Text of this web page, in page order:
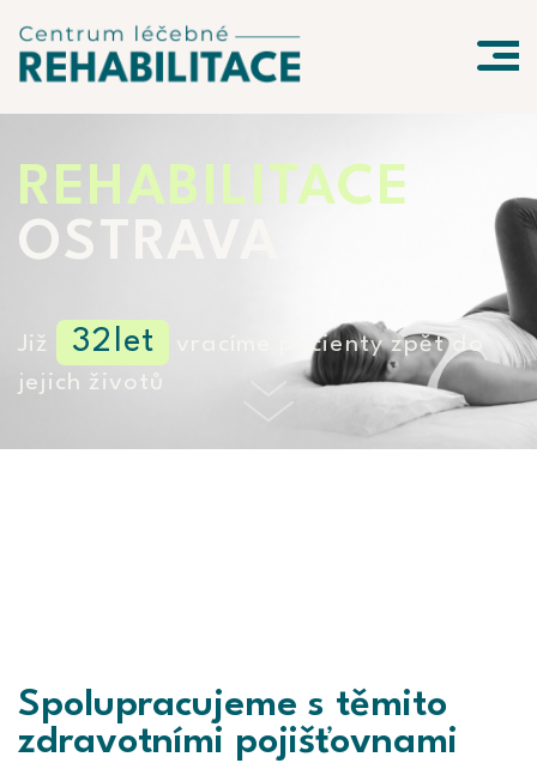
REHABILITACE
OSTRAVA
Již 32 let
vracíme pacienty zpět do
jejich životů
Spolupracujeme s těmito
zdravotními pojišťovnami